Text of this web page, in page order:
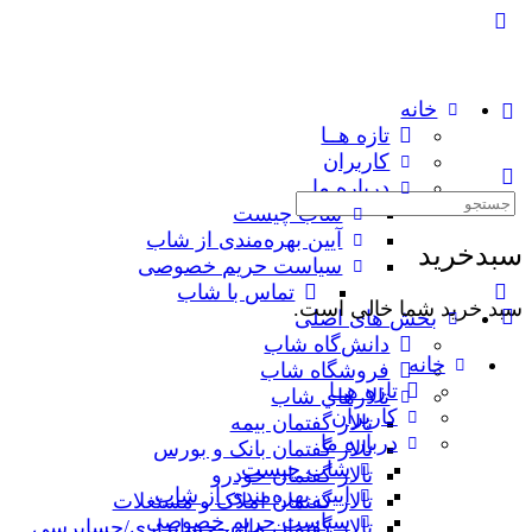
خانه
تازه هــا
کاربران
درباره ما
شاب چیست
آیین بهره‌مندی از شاب
سیاست حریم خصوصی
تماس با شاب
بخش های اصلی
دانش‌گاه شاب
فروشگاه شاب
تالارهاي شاب
تالار گفتمان بیمه
تالار گفتمان بانک و بورس
تالار گفتمان خودرو
تالار گفتمان املاک و مستغلات
تالار گفتمان مالی-حسابداری/حسابرسی
سبدخرید
سبد خرید شما خالی است.
جستجوی:
خانه
تازه هــا
کاربران
درباره ما
شاب چیست
آیین بهره‌مندی از شاب
سیاست حریم خصوصی